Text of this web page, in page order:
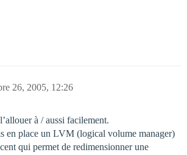
26, 2005, 12:26
à / aussi facilement.
en place un LVM (logical volume manager)
qui permet de redimensionner une